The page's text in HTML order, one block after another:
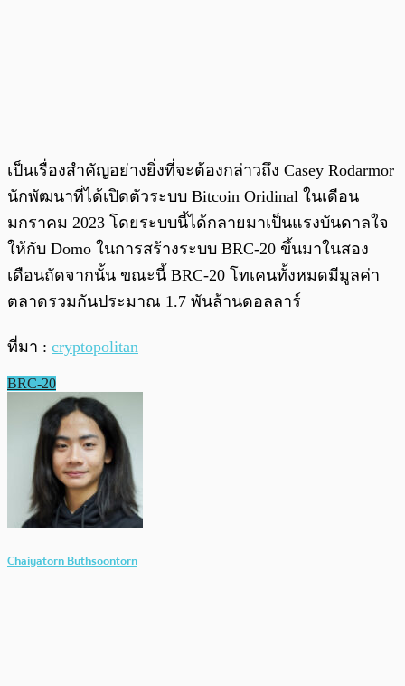
เป็นเรื่องสำคัญอย่างยิ่งที่จะต้องกล่าวถึง Casey Rodarmor
นักพัฒนาที่ได้เปิดตัวระบบ Bitcoin Oridinal ในเดือน
มกราคม 2023 โดยระบบนี้ได้กลายมาเป็นแรงบันดาลใจ
ให้กับ Domo ในการสร้างระบบ BRC-20 ขึ้นมาในสอง
เดือนถัดจากนั้น ขณะนี้ BRC-20 โทเคนทั้งหมดมีมูลค่า
ตลาดรวมกันประมาณ 1.7 พันล้านดอลลาร์
ที่มา : cryptopolitan
BRC-20
Chaiyatorn Buthsoontorn